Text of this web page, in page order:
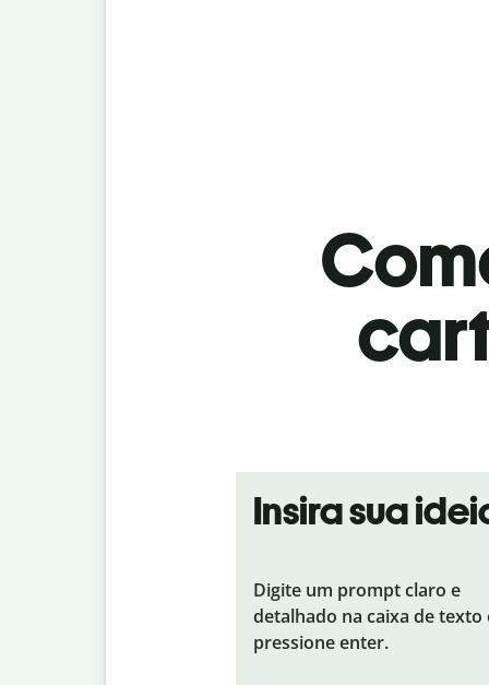
Insira sua
Digite um prompt claro e
detalhado na caixa de texto
pressione enter.